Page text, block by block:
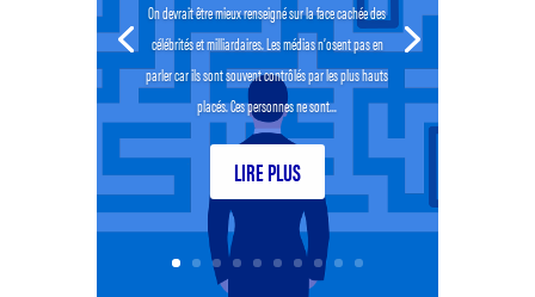
On devrait être mieux renseigné sur la face cachée des
célébrités et milliardaires. Les médias n’osent pas en
parler car ils sont souvent contrôlés par les plus hauts
placés. Ces personnes ne sont...
LIRE PLUS